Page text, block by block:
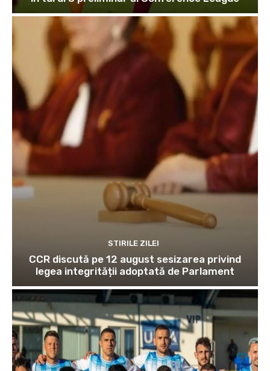
STIRILE ZILEI
CCR discută pe 12 august sesizarea privind
legea integrității adoptată de Parlament